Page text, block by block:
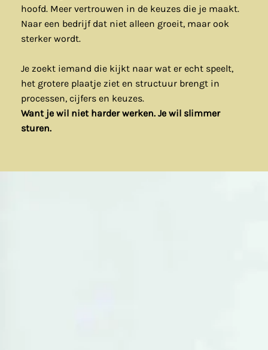
hoofd. Meer vertrouwen in de keuzes die je maakt.
Naar een bedrijf dat niet alleen groeit, maar ook
sterker wordt.
Je zoekt iemand die kijkt naar wat er echt speelt,
het grotere plaatje ziet en structuur brengt in
processen, cijfers en keuzes.
Want je wil niet harder werken. Je wil slimmer
sturen.